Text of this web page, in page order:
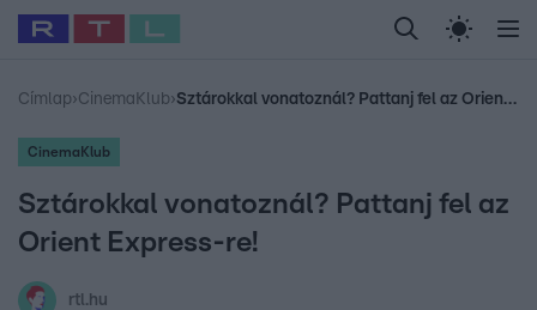
Legfrissebb RTL Híradó Randi Celeb vagyok,
Babits Marcella Most Wanted Gallusz
Címlap›CinemaKlub› Sztárokkal vonatoznál? Pattanj fel az Orient Express-re!
CinemaKlub
Sztárokkal vonatoznál? Pattanj fel az
Orient Express-re!
rtl.hu